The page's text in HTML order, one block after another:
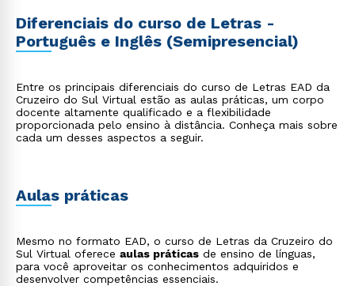
contribuindo para o avanço do conhecimento
científico.
Diferenciais do curso de Letras -
Português e Inglês (Semipresencial)
Entre os principais diferenciais do curso de Letras EAD da
Cruzeiro do Sul Virtual estão as aulas práticas, um corpo
docente altamente qualificado e a flexibilidade
proporcionada pelo ensino à distância. Conheça mais sobre
cada um desses aspectos a seguir.
Aulas práticas
Mesmo no formato EAD, o curso de Letras da Cruzeiro do
Sul Virtual oferece aulas práticas de ensino de línguas,
para você aproveitar os conhecimentos adquiridos e
desenvolver competências essenciais.